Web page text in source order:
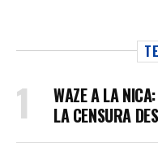
WAZE A LA
LA CENSURA